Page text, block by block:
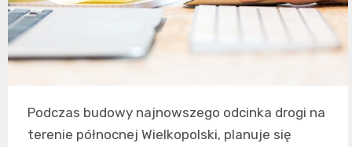
Podczas budowy najnowszego odcinka drogi na
terenie północnej Wielkopolski, planuje się